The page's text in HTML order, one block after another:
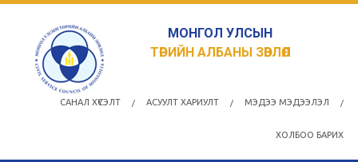
МОНГОЛ УЛСЫН
ТӨРИЙН АЛБАНЫ ЗӨВЛӨЛ
САНАЛ ХҮСЭЛТ / АСУУЛТ ХАРИУЛТ / МЭДЭЭ МЭДЭЭЛЭЛ /
ХОЛБОО БАРИХ